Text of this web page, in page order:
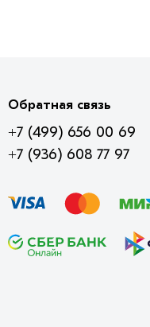
Обратная связь
+7 (499) 656 00 69
+7 (936) 608 77 97